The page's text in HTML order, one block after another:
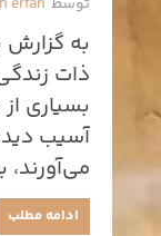
به گزارش
ذات
بسیاری
آسیب
ادامه مطلب